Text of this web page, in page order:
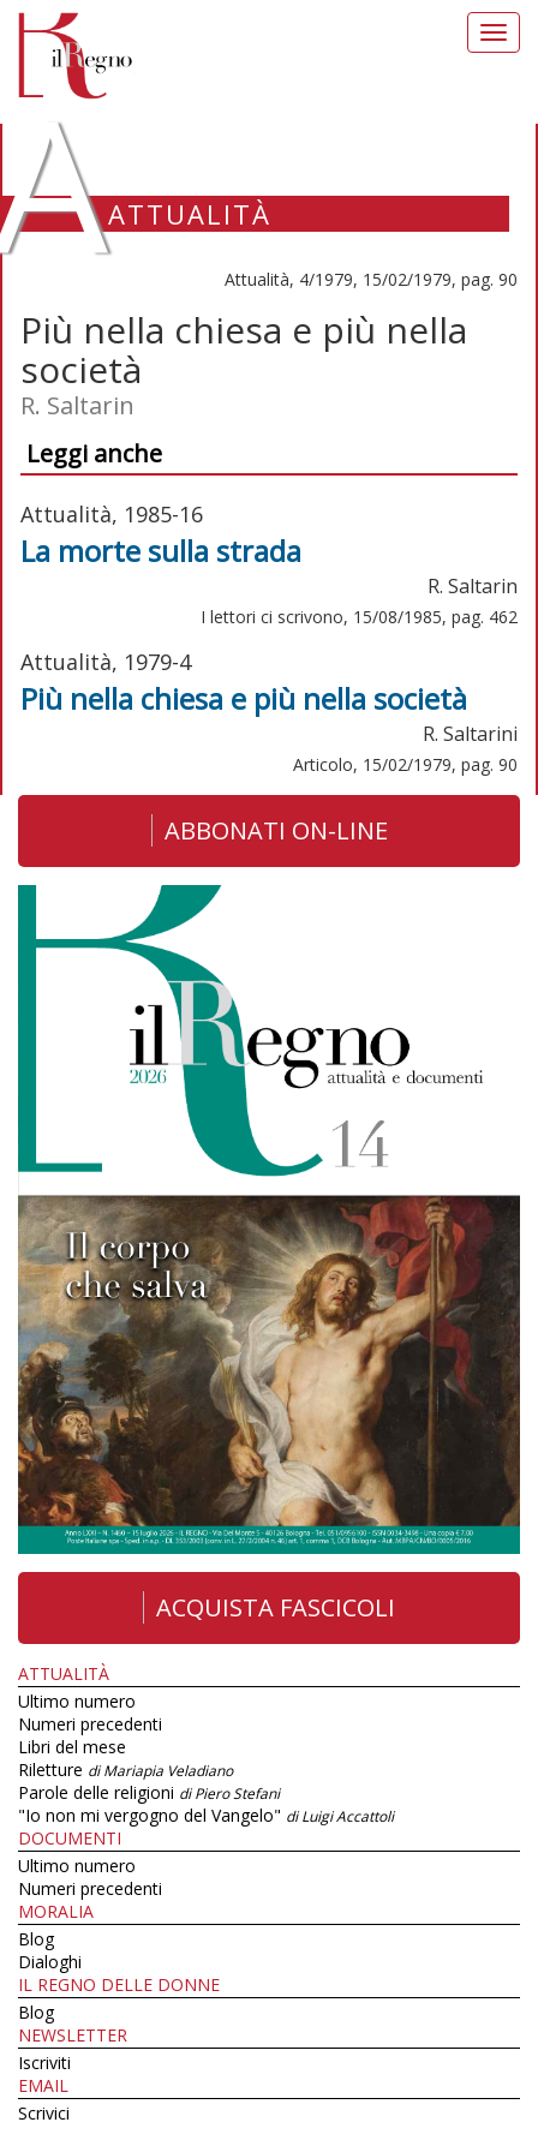
ATTUALITÀ
Attualità, 4/1979, 15/02/1979, pag. 90
Più nella chiesa e più nella
società
R. Saltarin
Leggi anche
Attualità, 1985-16
La morte sulla strada
R. Saltarin
I lettori ci scrivono, 15/08/1985, pag. 462
Attualità, 1979-4
Più nella chiesa e più nella società
R. Saltarini
Articolo, 15/02/1979, pag. 90
ABBONATI ON-LINE
ACQUISTA FASCICOLI
ATTUALITÀ
Ultimo numero
Numeri precedenti
Libri del mese
Riletture di Mariapia Veladiano
Parole delle religioni di Piero Stefani
"Io non mi vergogno del Vangelo" di Luigi Accattoli
DOCUMENTI
Ultimo numero
Numeri precedenti
MORALIA
Blog
Dialoghi
IL REGNO DELLE DONNE
Blog
NEWSLETTER
Iscriviti
EMAIL
Scrivici